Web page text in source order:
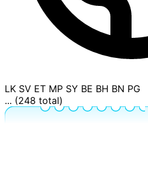
LK SV ET MP SY BE BH BN PG
... (248 total)